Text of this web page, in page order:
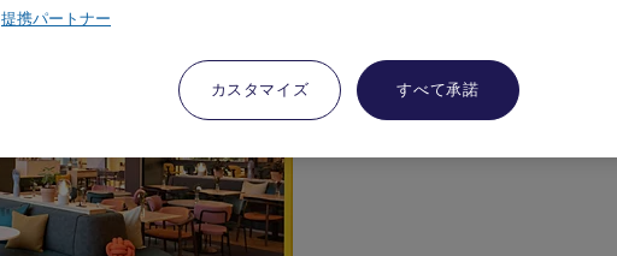
提携パートナー
カスタマイズ すべて承諾